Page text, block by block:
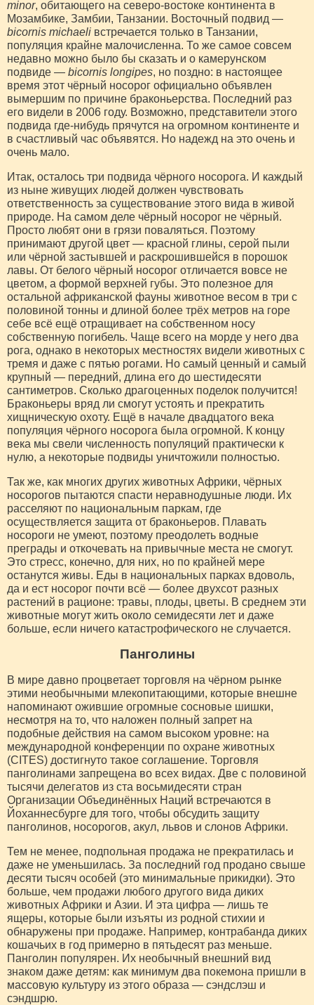
minor, обитающего на северо-востоке континента в
Мозамбике, Замбии, Танзании. Восточный подвид —
bicornis michaeli встречается только в Танзании,
популяция крайне малочисленна. То же самое совсем
недавно можно было бы сказать и о камерунском
подвиде — bicornis longipes, но поздно: в настоящее
время этот чёрный носорог официально объявлен
вымершим по причине браконьерства. Последний раз
его видели в 2006 году. Возможно, представители этого
подвида где-нибудь прячутся на огромном континенте и
в счастливый час объявятся. Но надежд на это очень и
очень мало.
Итак, осталось три подвида чёрного носорога. И каждый
из ныне живущих людей должен чувствовать
ответственность за существование этого вида в живой
природе. На самом деле чёрный носорог не чёрный.
Просто любят они в грязи поваляться. Поэтому
принимают другой цвет — красной глины, серой пыли
или чёрной застывшей и раскрошившейся в порошок
лавы. От белого чёрный носорог отличается вовсе не
цветом, а формой верхней губы. Это полезное для
остальной африканской фауны животное весом в три с
половиной тонны и длиной более трёх метров на горе
себе всё ещё отращивает на собственном носу
собственную погибель. Чаще всего на морде у него два
рога, однако в некоторых местностях видели животных с
тремя и даже с пятью рогами. Но самый ценный и самый
крупный — передний, длина его до шестидесяти
сантиметров. Сколько драгоценных поделок получится!
Браконьеры вряд ли смогут устоять и прекратить
хищническую охоту. Ещё в начале двадцатого века
популяция чёрного носорога была огромной. К концу
века мы свели численность популяций практически к
нулю, а некоторые подвиды уничтожили полностью.
Так же, как многих других животных Африки, чёрных
носорогов пытаются спасти неравнодушные люди. Их
расселяют по национальным паркам, где
осуществляется защита от браконьеров. Плавать
носороги не умеют, поэтому преодолеть водные
преграды и откочевать на привычные места не смогут.
Это стресс, конечно, для них, но по крайней мере
останутся живы. Еды в национальных парках вдоволь,
да и ест носорог почти всё — более двухсот разных
растений в рационе: травы, плоды, цветы. В среднем эти
животные могут жить около семидесяти лет и даже
больше, если ничего катастрофического не случается.
Панголины
В мире давно процветает торговля на чёрном рынке
этими необычными млекопитающими, которые внешне
напоминают ожившие огромные сосновые шишки,
несмотря на то, что наложен полный запрет на
подобные действия на самом высоком уровне: на
международной конференции по охране животных
(CITES) достигнуто такое соглашение. Торговля
панголинами запрещена во всех видах. Две с половиной
тысячи делегатов из ста восьмидесяти стран
Организации Объединённых Наций встречаются в
Йоханнесбурге для того, чтобы обсудить защиту
панголинов, носорогов, акул, львов и слонов Африки.
Тем не менее, подпольная продажа не прекратилась и
даже не уменьшилась. За последний год продано свыше
десяти тысяч особей (это минимальные прикидки). Это
больше, чем продажи любого другого вида диких
животных Африки и Азии. И эта цифра — лишь те
ящеры, которые были изъяты из родной стихии и
обнаружены при продаже. Например, контрабанда диких
кошачьих в год примерно в пятьдесят раз меньше.
Панголин популярен. Их необычный внешний вид
знаком даже детям: как минимум два покемона пришли в
массовую культуру из этого образа — сэндслэш и
сэндшрю.